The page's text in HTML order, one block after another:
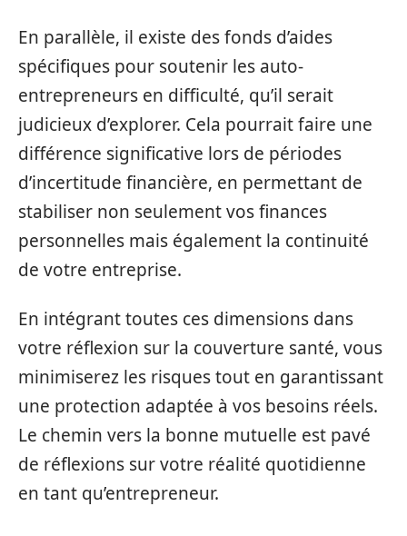
En parallèle, il existe des fonds d’aides
spécifiques pour soutenir les auto-
entrepreneurs en difficulté, qu’il serait
judicieux d’explorer. Cela pourrait faire une
différence significative lors de périodes
d’incertitude financière, en permettant de
stabiliser non seulement vos finances
personnelles mais également la continuité
de votre entreprise.
En intégrant toutes ces dimensions dans
votre réflexion sur la couverture santé, vous
minimiserez les risques tout en garantissant
une protection adaptée à vos besoins réels.
Le chemin vers la bonne mutuelle est pavé
de réflexions sur votre réalité quotidienne
en tant qu’entrepreneur.